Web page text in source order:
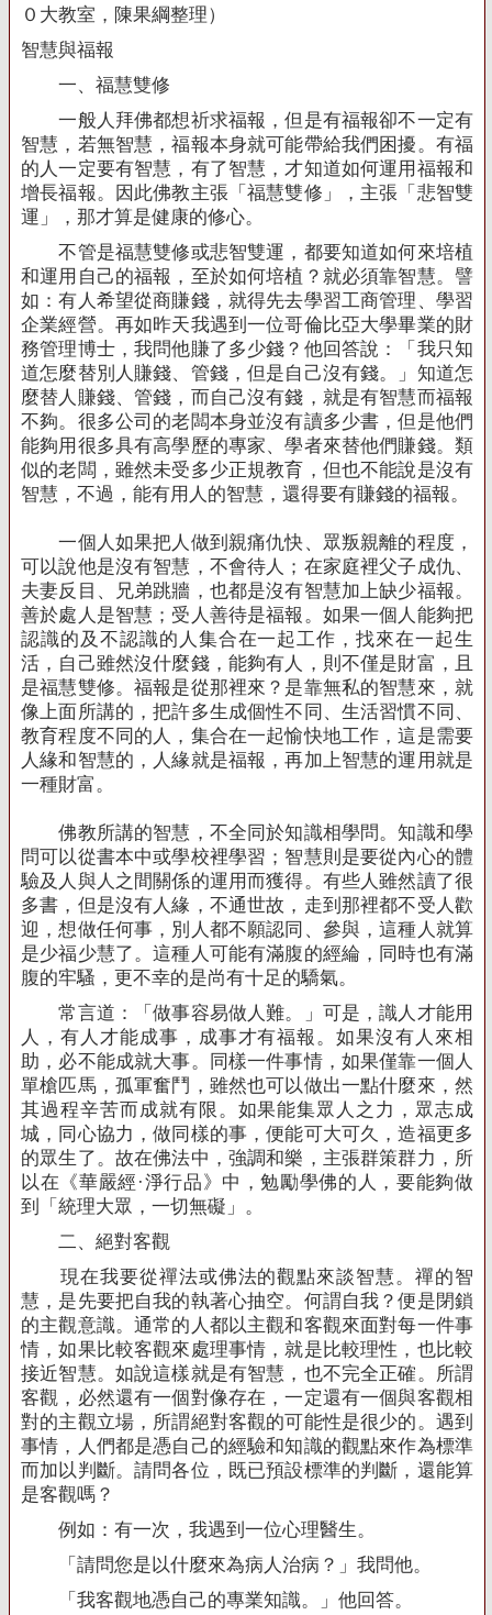
０大教室，陳果綱整理）
智慧與福報
一、福慧雙修
一般人拜佛都想祈求福報，但是有福報卻不一定有
智慧，若無智慧，福報本身就可能帶給我們困擾。有福
的人一定要有智慧，有了智慧，才知道如何運用福報和
增長福報。因此佛教主張「福慧雙修」，主張「悲智雙
運」，那才算是健康的修心。
不管是福慧雙修或悲智雙運，都要知道如何來培植
和運用自己的福報，至於如何培植？就必須靠智慧。譬
如：有人希望從商賺錢，就得先去學習工商管理、學習
企業經營。再如昨天我遇到一位哥倫比亞大學畢業的財
務管理博士，我問他賺了多少錢？他回答說：「我只知
道怎麼替別人賺錢、管錢，但是自己沒有錢。」知道怎
麼替人賺錢、管錢，而自己沒有錢，就是有智慧而福報
不夠。很多公司的老闆本身並沒有讀多少書，但是他們
能夠用很多具有高學歷的專家、學者來替他們賺錢。類
似的老闆，雖然未受多少正規教育，但也不能說是沒有
智慧，不過，能有用人的智慧，還得要有賺錢的福報。
一個人如果把人做到親痛仇快、眾叛親離的程度，
可以說他是沒有智慧，不會待人；在家庭裡父子成仇、
夫妻反目、兄弟跳牆，也都是沒有智慧加上缺少福報。
善於處人是智慧；受人善待是福報。如果一個人能夠把
認識的及不認識的人集合在一起工作，找來在一起生
活，自己雖然沒什麼錢，能夠有人，則不僅是財富，且
是福慧雙修。福報是從那裡來？是靠無私的智慧來，就
像上面所講的，把許多生成個性不同、生活習慣不同、
教育程度不同的人，集合在一起愉快地工作，這是需要
人緣和智慧的，人緣就是福報，再加上智慧的運用就是
一種財富。
佛教所講的智慧，不全同於知識相學問。知識和學
問可以從書本中或學校裡學習；智慧則是要從內心的體
驗及人與人之間關係的運用而獲得。有些人雖然讀了很
多書，但是沒有人緣，不通世故，走到那裡都不受人歡
迎，想做任何事，別人都不願認同、參與，這種人就算
是少福少慧了。這種人可能有滿腹的經綸，同時也有滿
腹的牢騷，更不幸的是尚有十足的驕氣。
常言道：「做事容易做人難。」可是，識人才能用
人，有人才能成事，成事才有福報。如果沒有人來相
助，必不能成就大事。同樣一件事情，如果僅靠一個人
單槍匹馬，孤軍奮鬥，雖然也可以做出一點什麼來，然
其過程辛苦而成就有限。如果能集眾人之力，眾志成
城，同心協力，做同樣的事，便能可大可久，造福更多
的眾生了。故在佛法中，強調和樂，主張群策群力，所
以在《華嚴經 ·淨行品》中，勉勵學佛的人，要能夠做
到「統理大眾，一切無礙」。
二、絕對客觀
現在我要從禪法或佛法的觀點來談智慧。禪的智
慧，是先要把自我的執著心抽空。何謂自我？便是閉鎖
的主觀意識。通常的人都以主觀和客觀來面對每一件事
情，如果比較客觀來處理事情，就是比較理性，也比較
接近智慧。如說這樣就是有智慧，也不完全正確。所謂
客觀，必然還有一個對像存在，一定還有一個與客觀相
對的主觀立場，所謂絕對客觀的可能性是很少的。遇到
事情，人們都是憑自己的經驗和知識的觀點來作為標準
而加以判斷。請問各位，既已預設標準的判斷，還能算
是客觀嗎？
例如：有一次，我遇到一位心理醫生。
「請問您是以什麼來為病人治病？」我問他。
「我客觀地憑自己的專業知識。」他回答。